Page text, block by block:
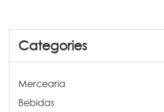
Categories
Mercearia
Bebidas